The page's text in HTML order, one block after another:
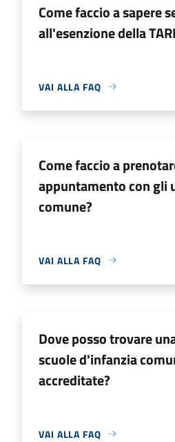
Come faccio a sapere
all'esenzione della
VAI ALLA FAQ
Come faccio a
appuntamento con gli
comune?
VAI ALLA FAQ
Dove posso trovare
scuole d'infanzia
accreditate?
VAI ALLA FAQ